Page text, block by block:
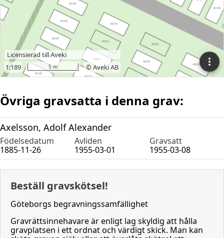
Övriga gravsatta i denna grav:
Axelsson, Adolf Alexander
Födelsedatum Avliden
Gravsatt
1885-11-26
1955-03-01 1955-03-08
Beställ gravskötsel!
Göteborgs begravningssamfällighet
Gravrättsinnehavare är enligt lag skyldig att hålla
gravplatsen i ett ordnat och värdigt skick. Man kan